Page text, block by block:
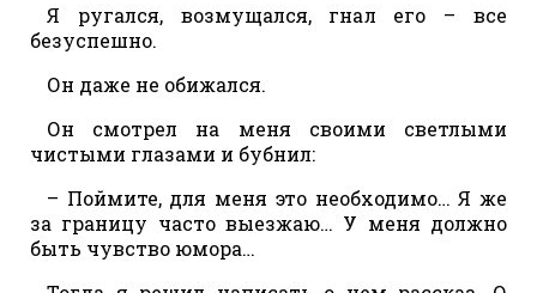
Я ругался, возмущался, гнал его – все
безуспешно.
Он даже не обижался.
Он смотрел на меня своими светлыми
чистыми глазами и бубнил:
– Поймите, для меня это необходимо… Я же
за границу часто выезжаю… У меня должно
быть чувство юмора…